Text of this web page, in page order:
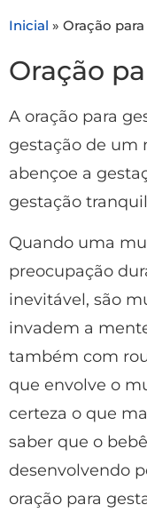
Inicial » Oração
Oração
A oração para
gestação de um
abençoe a
gestação
Quando uma
preocupação
inevitável, são
invadem a
também com
que envolve o
certeza o que
saber que o
desenvolvendo
oração para